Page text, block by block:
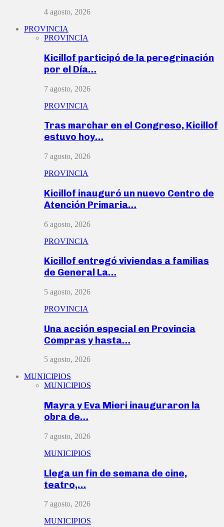
4 agosto, 2026
PROVINCIA
PROVINCIA
Kicillof participó de la peregrinación
por el Día…
7 agosto, 2026
PROVINCIA
Tras marchar en el Congreso, Kicillof
estuvo hoy…
7 agosto, 2026
PROVINCIA
Kicillof inauguró un nuevo Centro de
Atención Primaria…
6 agosto, 2026
PROVINCIA
Kicillof entregó viviendas a familias
de General La…
5 agosto, 2026
PROVINCIA
Una acción especial en Provincia
Compras y hasta…
5 agosto, 2026
MUNICIPIOS
MUNICIPIOS
Mayra y Eva Mieri inauguraron la
obra de…
7 agosto, 2026
MUNICIPIOS
Llega un fin de semana de cine,
teatro,…
7 agosto, 2026
MUNICIPIOS